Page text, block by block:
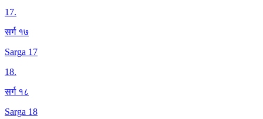
17.
सर्ग १७
Sarga 17
18.
सर्ग १८
Sarga 18